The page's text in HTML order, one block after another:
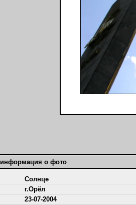
информация о фото
Солнце
г.Орёл
23-07-2004